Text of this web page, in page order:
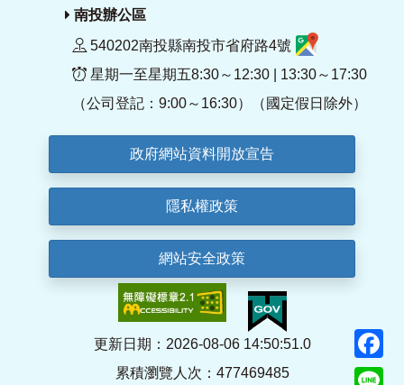
南投辦公區
540202南投縣南投市省府路4號
星期一至星期五8:30～12:30 | 13:30～17:30
（公司登記：9:00～16:30）（國定假日除外）
政府網站資料開放宣告
隱私權政策
網站安全政策
更新日期：2026-08-06 14:50:51.0
累積瀏覽人次：477469485